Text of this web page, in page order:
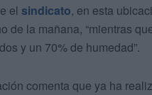
el sindicato, en esta
de la mañana, “mientras
y un 70% de humedad”.
comenta que ya ha